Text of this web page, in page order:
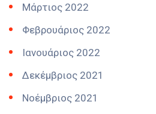
Μάρτιος 2022
Φεβρουάριος 2022
Ιανουάριος 2022
Δεκέμβριος 2021
Νοέμβριος 2021